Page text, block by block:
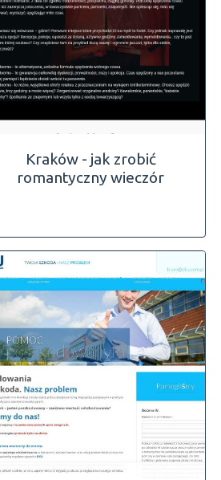
Kraków - jak zrobić
romantyczny wieczór